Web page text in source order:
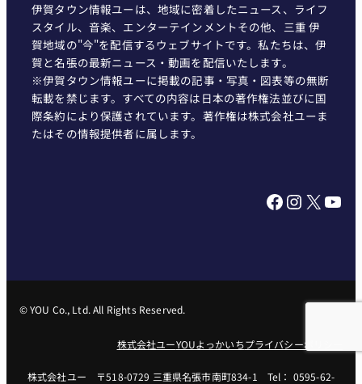
伊賀タウン情報ユーは、地域に密着したニュース、ライフ
スタイル、音楽、エンターテインメントその他、三重 伊
賀地域の"今"を配信するウェブサイトです。私たちは、伊
賀と名張の最新ニュース・動画を配信いたします。
※伊賀タウン情報ユーに掲載の記事・写真・図表等の無断
転載を禁じます。すべての内容は日本の著作権法並びに国
際条約により保護されています。著作権は株式会社ユーま
たはその情報提供者に属します。
Facebook InstagramX YouTube
© YOU Co., Ltd. All Rights Reserved.
株式会社ユーYOUよっかいちプライバシーポリシー
株式会社ユー 〒518-0729 三重県名張市南町834-1 Tel： 0595-62-